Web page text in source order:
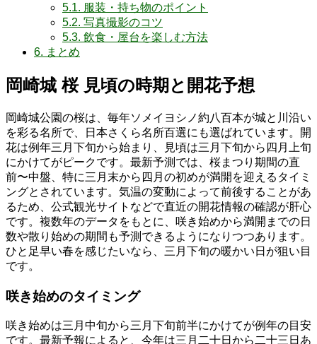
5.1. 服装・持ち物のポイント
5.2. 写真撮影のコツ
5.3. 飲食・屋台を楽しむ方法
6. まとめ
岡崎城 桜 見頃の時期と開花予想
岡崎城公園の桜は、毎年ソメイヨシノ約八百本が城と川沿い
を彩る名所で、日本さくら名所百選にも選ばれています。開
花は例年三月下旬から始まり、見頃は三月下旬から四月上旬
にかけてがピークです。最新予測では、桜まつり期間の直
前〜中盤、特に三月末から四月の初めが満開を迎えるタイミ
ングとされています。気温の変動によって前後することがあ
るため、公式観光サイトなどで直近の開花情報の確認が肝心
です。複数年のデータをもとに、咲き始めから満開までの日
数や散り始めの期間も予測できるようになりつつあります。
ひと足早い春を感じたいなら、三月下旬の暖かい日が狙い目
です。
咲き始めのタイミング
咲き始めは三月中旬から三月下旬前半にかけてが例年の目安
です。最新予報によると、今年は三月二十日から二十三日あ